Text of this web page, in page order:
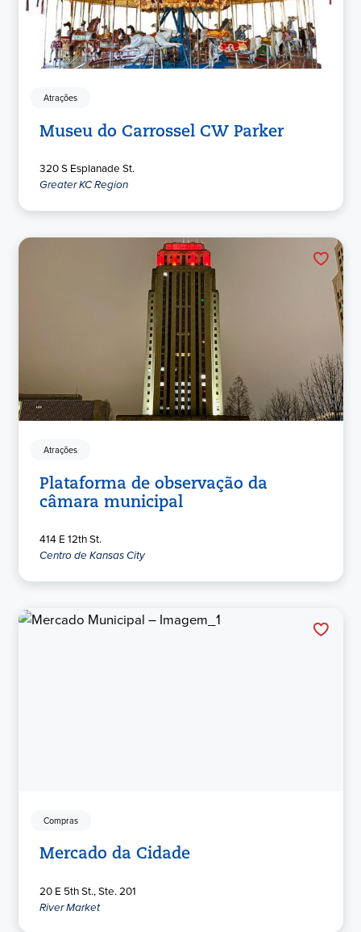
Atrações
Museu do Carrossel CW Parker
320 S Esplanade St.
Greater KC Region
Atrações
Plataforma de observação da
câmara municipal
414 E 12th St.
Centro de Kansas City
Compras
Mercado da Cidade
20 E 5th St., Ste. 201
River Market